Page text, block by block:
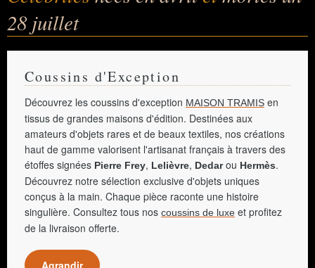
28 juillet
Coussins d'Exception
Découvrez les coussins d'exception MAISON TRAMIS en
tissus de grandes maisons d'édition. Destinées aux
amateurs d'objets rares et de beaux textiles, nos créations
haut de gamme valorisent l'artisanat français à travers des
étoffes signées Pierre Frey, Lelièvre, Dedarou Hermès.
Découvrez notre sélection exclusive d'objets uniques
conçus à la main. Chaque pièce raconte une histoire
singulière. Consultez tous nos coussins de luxe et profitez
de la livraison offerte.
Agrandir